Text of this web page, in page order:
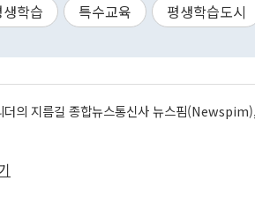
생학습 특수교육 평생학습도시
더의 지름길 종합뉴스통신사 뉴스핌